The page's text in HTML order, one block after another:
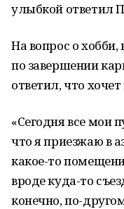
улыбкой ответил
На вопрос о
по завершении
ответил, что
«Сегодня все мои
что я приезжаю в
какое-то
вроде куда-то
конечно, по-